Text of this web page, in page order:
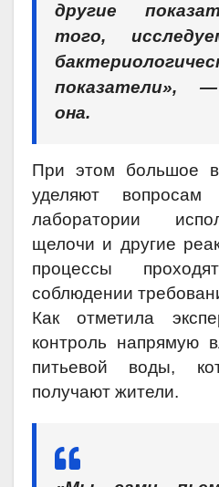
другие
того,
показатели», —
она.
При этом большое
уделяют вопросам
лаборатории
щелочи и другие
процессы
соблюдении
Как отметила
контроль напрямую
питьевой воды,
получают жители.